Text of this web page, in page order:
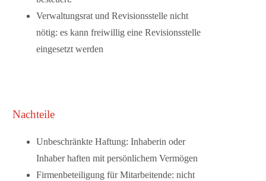
Verwaltungsrat und Revisionsstelle nicht
nötig: es kann freiwillig eine Revisionsstelle
eingesetzt werden
Nachteile
Unbeschränkte Haftung:Inhaberin oder
Inhaber haften mit persönlichem Vermögen
Firmenbeteiligung für Mitarbeitende: nicht